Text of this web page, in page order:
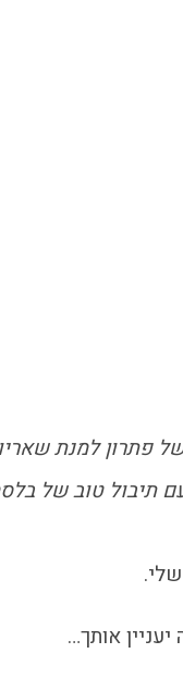
של פתרון למנת
תיבול טוב של
שלי.
אותך…